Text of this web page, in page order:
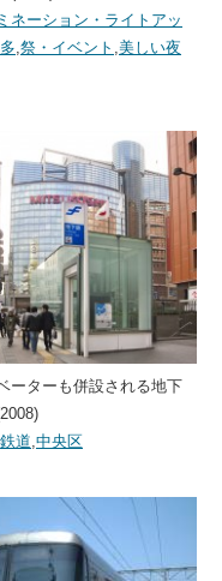
ネーション・ライトアッ
,祭・イベント ,美しい夜
ーターも併設される地下
鉄道,中央区